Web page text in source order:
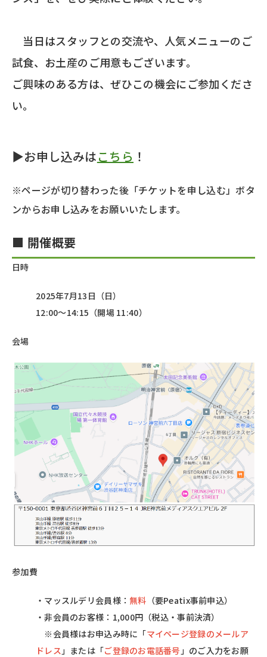
当日はスタッフとの交流や、人気メニューのご
試食、お土産のご用意もございます。
ご興味のある方は、ぜひこの機会にご参加くださ
い。
▶お申し込みはこちら ！
※ページが切り替わった後「チケットを申し込む」ボタ
ンからお申し込みをお願いいたします。
■ 開催概要
日時
2025年7月13日（日）
12:00～14:15（開場 11:40）
会場
参加費
・マッスルデリ会員様： 無料 （要Peatix事前申込）
・非会員のお客様：1,000円（税込・事前決済）
※会員様はお申込み時に「マイページ登録のメールア
ドレス 」または「ご登録のお電話番号 」のご入力をお願